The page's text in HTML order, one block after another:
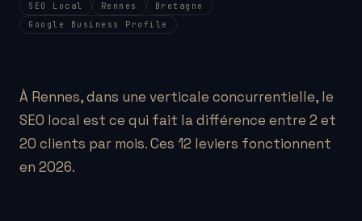
SEO Local Rennes
Bretagne
Google Business Profile
À Rennes, dans une verticale concurrentielle, le
SEO local est ce qui fait la différence entre 2 et
20 clients par mois. Ces 12 leviers fonctionnent
en 2026.